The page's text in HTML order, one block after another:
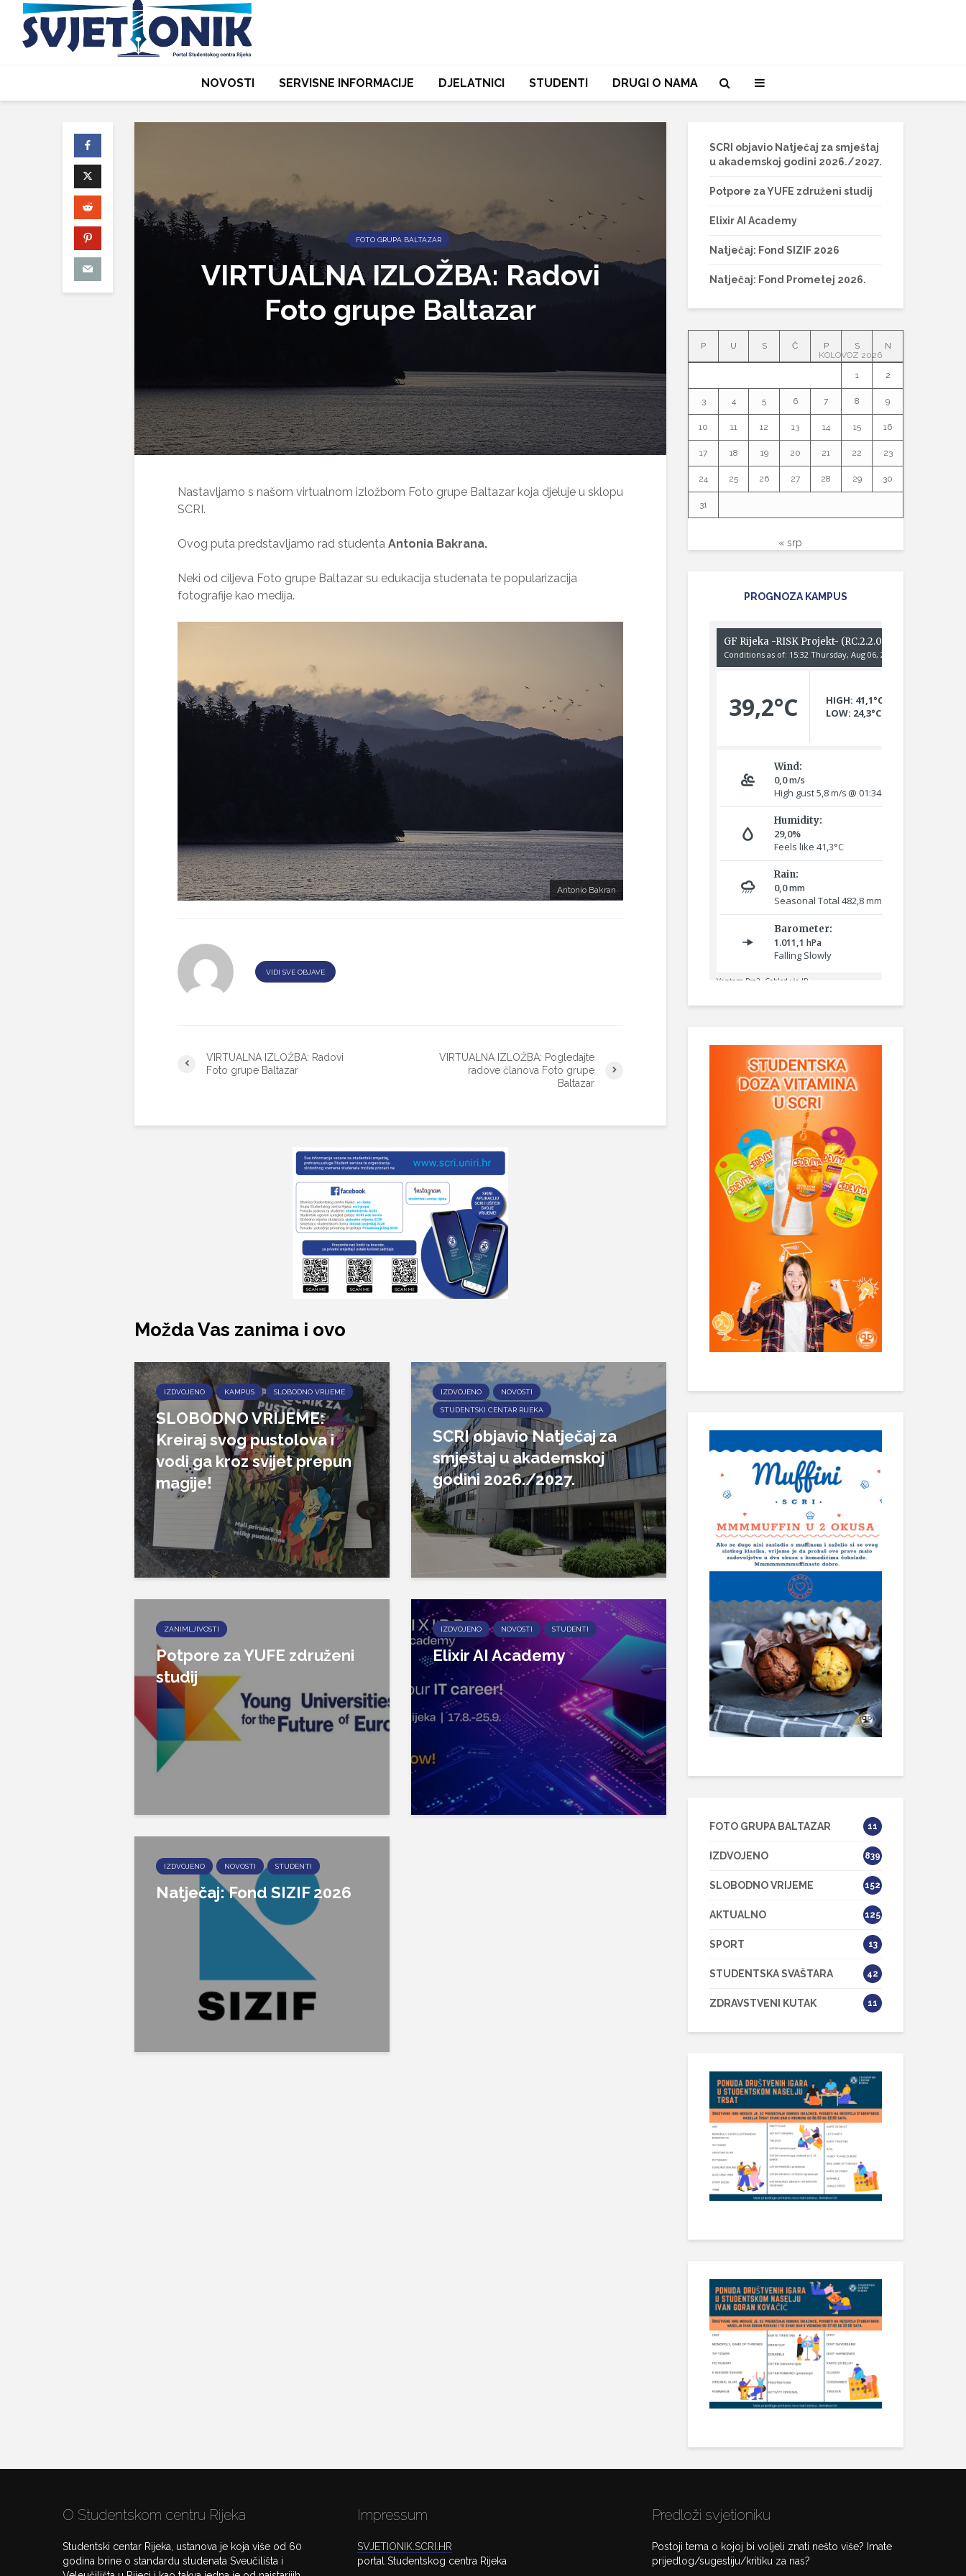
NOVOSTI SERVISNE INFORMACIJE DJELATNICI STUDENTI DRUGI O NAMA
FOTO GRUPA BALTAZAR
VIRTUALNA IZLOŽBA: Radovi
Foto grupe Baltazar
Nastavljamo s našom virtualnom izložbom Foto grupe Baltazar koja djeluje u sklopu
SCRI.
Ovog puta predstavljamo rad studenta Antonia Bakrana.
Neki od ciljeva Foto grupe Baltazar su edukacija studenata te popularizacija
fotografije kao medija.
Antonio Bakran
VIDI SVE OBJAVE
VIRTUALNA IZLOŽBA: Radovi
Foto grupe Baltazar
VIRTUALNA IZLOŽBA: Pogledajte
radove članova Foto grupe
Baltazar
Možda Vas zanima i ovo
IZDVOJENO KAMPUS SLOBODNO VRIJEME
SLOBODNO VRIJEME:
Kreiraj svog pustolova i
vodi ga kroz svijet prepun
magije!
IZDVOJENO NOVOSTI
STUDENTSKI CENTAR RIJEKA
SCRI objavio Natječaj za
smještaj u akademskoj
godini 2026./2027.
ZANIMLJIVOSTI
Potpore za YUFE združeni
studij
IZDVOJENO NOVOSTI STUDENTI
Elixir AI Academy
IZDVOJENO NOVOSTI STUDENTI
Natječaj: Fond SIZIF 2026
SCRI objavio Natječaj za smještaj
u akademskoj godini 2026./2027.
Potpore za YUFE združeni studij
Elixir AI Academy
Natječaj: Fond SIZIF 2026
Natječaj: Fond Prometej 2026.
KOLOVOZ 2026
P U S Č P S N
1 2
3 4 5 6 7 8 9
10 11 12 13 14 15 16
17 18 19 20 21 22 23
24 25 26 27 28 29 30
31
« srp
PROGNOZA KAMPUS
FOTO GRUPA BALTAZAR 11
IZDVOJENO 839
SLOBODNO VRIJEME 152
AKTUALNO 125
SPORT 13
STUDENTSKA SVAŠTARA 42
ZDRAVSTVENI KUTAK 11
O Studentskom centru Rijeka
Studentski centar Rijeka, ustanova je koja više od 60
godina brine o standardu studenata Sveučilišta i
Impressum
SVJETIONIK.SCRI.HR
portal Studentskog centra Rijeka
Predloži svjetioniku
Postoji tema o kojoj bi voljeli znati nešto više? Imate
prijedlog/sugestiju/kritiku za nas?